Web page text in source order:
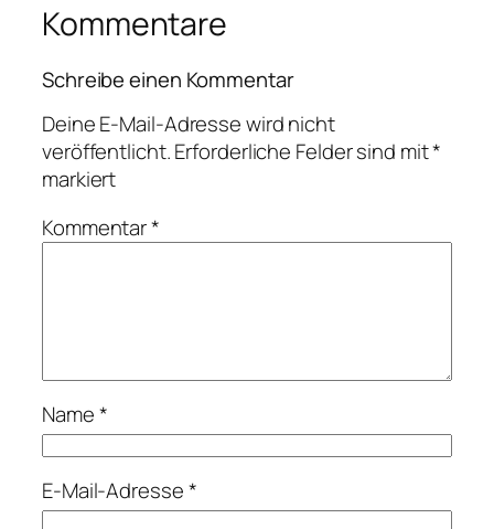
Kommentare
Schreibe einen Kommentar
Deine E-Mail-Adresse wird nicht
veröffentlicht.Erforderliche Felder sind mit*
markiert
Kommentar*
Name*
E-Mail-Adresse*